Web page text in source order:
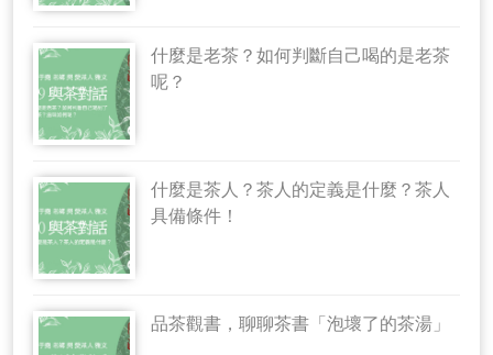
什麼是老茶？如何判斷自己喝的是老茶
呢？
什麼是茶人？茶人的定義是什麼？茶人
具備條件！
品茶觀書，聊聊茶書「泡壞了的茶湯」